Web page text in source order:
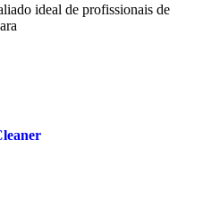
ideal de profissionais de